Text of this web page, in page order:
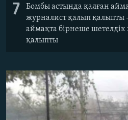
7
Бомбы астында қалған
журналист қалып қалыпты
аймақта бірнеше
қалыпты